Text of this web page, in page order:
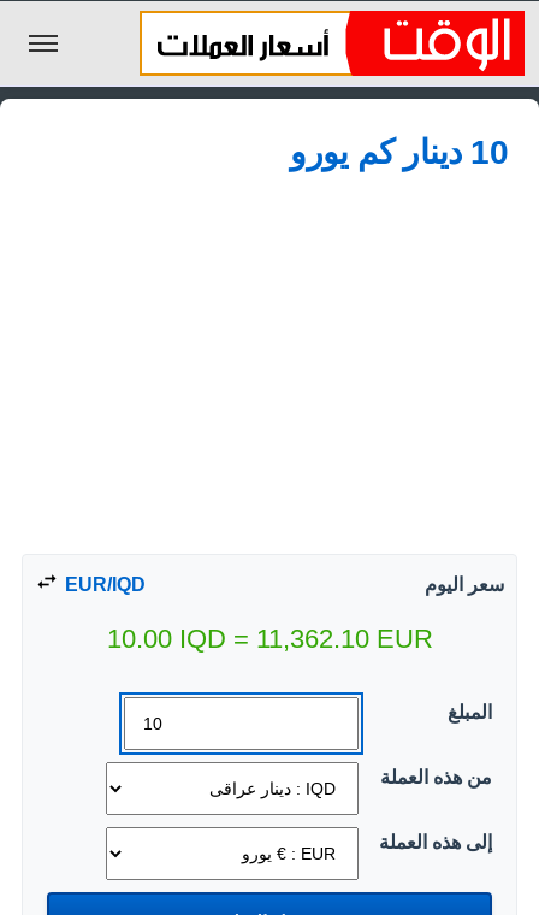
الليرة السورية
الجنيه المصري
10 دينار كم يورو
سعر اليوم EUR/IQD
10.00 IQD = 11,362.10 EUR
المبلغ
من هذه العملة
إلى هذه العملة